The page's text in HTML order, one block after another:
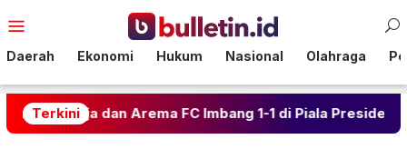
ke
Mobile
Daerah Ekonomi Hukum Nasional Olahraga
Terkini
dan Arema FC Imbang 1-1 di Piala Presiden